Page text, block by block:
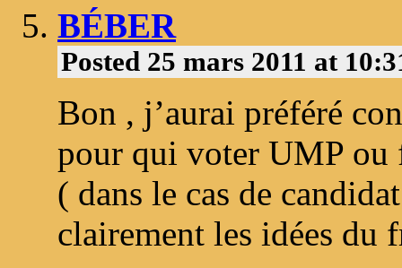
BÉBER
Posted 25 mars 2011 at
Bon , j’aurai préféré
pour qui voter UMP ou
( dans le cas de
clairement les idées du